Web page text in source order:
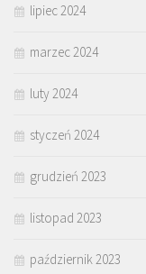
lipiec 2024
marzec 2024
luty 2024
styczeń 2024
grudzień 2023
listopad 2023
październik 2023